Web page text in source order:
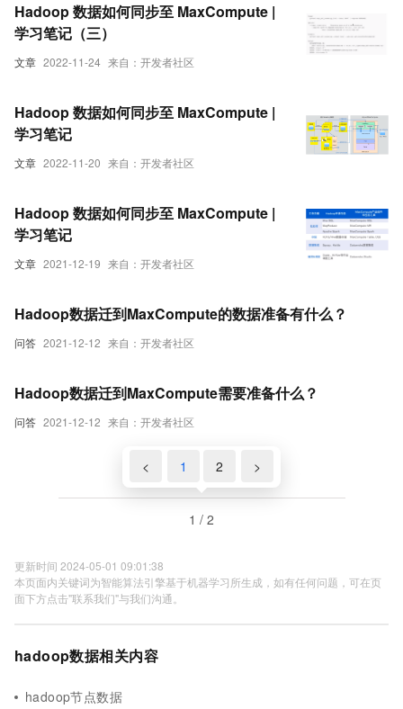
文章 2022-11-24 来自：开发者社区
Hadoop 数据如何同步至 MaxCompute |
学习笔记（三）
文章 2022-11-20 来自：开发者社区
Hadoop 数据如何同步至 MaxCompute |
学习笔记
文章 2021-12-19 来自：开发者社区
Hadoop 数据如何同步至 MaxCompute |
学习笔记
问答 2021-12-12 来自：开发者社区
Hadoop数据迁到MaxCompute的数据准备有什么？
问答 2021-12-12 来自：开发者社区
Hadoop数据迁到MaxCompute需要准备什么？
< 1 2 >
1 / 2
更新时间 2024-05-01 09:01:38
本页面内关键词为智能算法引擎基于机器学习所生成，如有任何问题，可在页
面下方点击"联系我们"与我们沟通。
hadoop数据相关内容
hadoop节点数据